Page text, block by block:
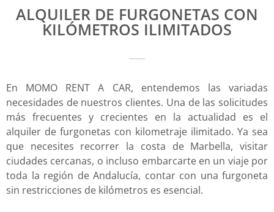
ALQUILER DE FURGONETAS CON
KILÓMETROS ILIMITADOS
En MOMO RENT A CAR, entendemos las variadas
necesidades de nuestros clientes. Una de las solicitudes
más frecuentes y crecientes en la actualidad es el
alquiler de furgonetas con kilometraje ilimitado. Ya sea
que necesites recorrer la costa de Marbella, visitar
ciudades cercanas, o incluso embarcarte en un viaje por
toda la región de Andalucía, contar con una furgoneta
sin restricciones de kilómetros es esencial.